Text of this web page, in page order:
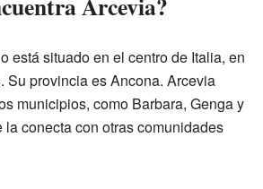
está situado en el centro de Italia, en
Su provincia es Ancona. Arcevia
municipios, como Barbara, Genga y
la conecta con otras comunidades